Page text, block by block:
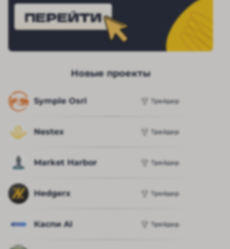
ПЕРЕЙТИ
Новые проекты
Symple Osrl Трейдер
Nestex Трейдер
Market Harbor Трейдер
Hedgerx Трейдер
Каспи AI Трейдер